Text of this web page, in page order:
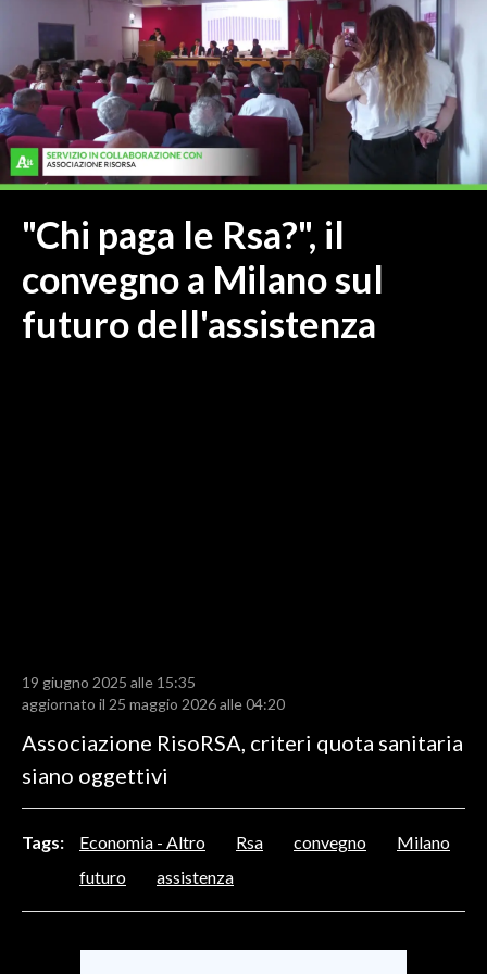
MEDIO CAMPIDANO
ORISTANO E PROVINCIA
SASSARI E PROVINCIA
GALLURA
NUORO E PROVINCIA
OGLIASTRA
ITALIA
MONDO
RISULTATI E CLASSIFICHE
CALCIO REGIONALE
BASKET
MOTORI
ALTRI SPORT
"Chi paga le Rsa?", il
convegno a Milano sul
futuro dell'assistenza
19 giugno 2025 alle 15:35
aggiornato il 25 maggio 2026 alle 04:20
Associazione RisoRSA, criteri quota sanitaria
siano oggettivi
Tags: Economia - Altro Rsa convegno
Milano
futuro
assistenza